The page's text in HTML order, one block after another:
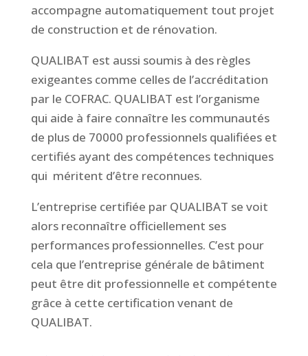
accompagne automatiquement tout projet
de construction et de rénovation.
QUALIBAT est aussi soumis à des règles
exigeantes comme celles de l’accréditation
par le COFRAC. QUALIBAT est l’organisme
qui aide à faire connaître les communautés
de plus de 70000 professionnels qualifiées et
certifiés ayant des compétences techniques
qui méritent d’être reconnues.
L’entreprise certifiée par QUALIBAT se voit
alors reconnaître officiellement ses
performances professionnelles. C’est pour
cela que l’entreprise générale de bâtiment
peut être dit professionnelle et compétente
grâce à cette certification venant de
QUALIBAT.